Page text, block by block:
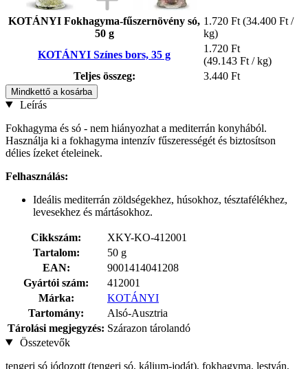
KOTÁNYI Fokhagyma-fűszernövény só,
50 g
1.720 Ft (34.400 Ft /
kg)
KOTÁNYI Színes bors, 35 g
1.720 Ft
(49.143 Ft / kg)
Teljes összeg:
3.440 Ft
Mindkettő a kosárba
Leírás
Fokhagyma és só - nem hiányozhat a mediterrán konyhából.
Használja ki a fokhagyma intenzív fűszerességét és biztosítson
délies ízeket ételeinek.
Felhasználás:
Ideális mediterrán zöldségekhez, húsokhoz, tésztafélékhez,
levesekhez és mártásokhoz.
Cikkszám:
XKY-KO-412001
Tartalom:
50 g
EAN:
9001414041208
Gyártói szám:
412001
Márka:
KOTÁNYI
Tartomány:
Alsó-Ausztria
Tárolási megjegyzés: Szárazon tárolandó
Összetevők
tengeri só jódozott (tengeri só, kálium-jodát), fokhagyma, lestyán,